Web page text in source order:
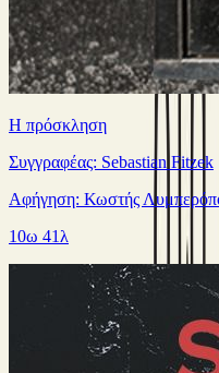
Η πρόσκληση
Συγγραφέας: Sebastian Fitzek
Αφήγηση: Κωστής
10ω 41λ